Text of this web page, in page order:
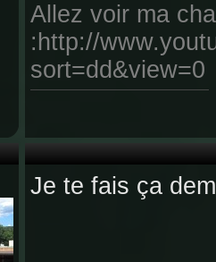
Allez voir ma
:http://
sort=dd&view=0
Je te fais ça